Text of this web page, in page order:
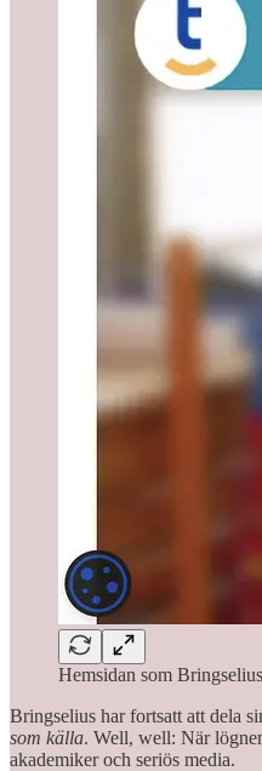
Hemsidan som
Bringselius har fortsatt att dela
som källa. Well, well: När
akademiker och seriös media.